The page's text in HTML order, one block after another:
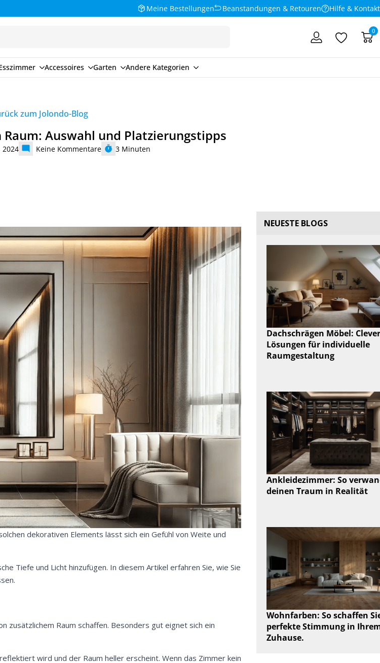
Meine Bestellungen Beanstandungen & Retouren Hilfe & Kontakt
0
Accessoires Garten Andere Kategorien
zum Jolondo-Blog
Auswahl und Platzierungstipps
2024 Keine Kommentare 3 Minuten
dekorativen Elements lässt sich ein Gefühl von Weite und
Tiefe und Licht hinzufügen. In diesem Artikel erfahren Sie, wie Sie
zusätzlichem Raum schaffen. Besonders gut eignet sich ein
wird und der Raum heller erscheint. Wenn das Zimmer kein
NEUESTE BLOGS
Dachschrägen Möbel:
Lösungen für individuelle
Raumgestaltung
Ankleidezimmer: So
deinen Traum in Realität
Wohnfarben: So schaffen
perfekte Stimmung in
Zuhause.